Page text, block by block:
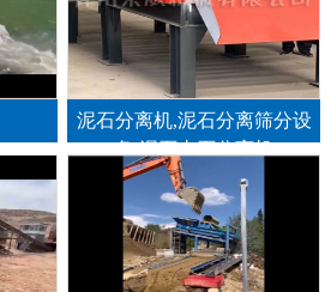
泥石分离机,泥石分离筛分设
备,泥石土石分离机